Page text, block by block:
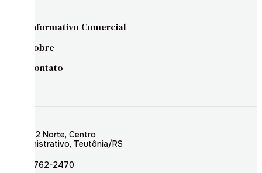
Informativo Comercial
Sobre
Contato
Rua 02 Norte, Centro
Administrativo, Teutônia/RS
(51) 3762-2470